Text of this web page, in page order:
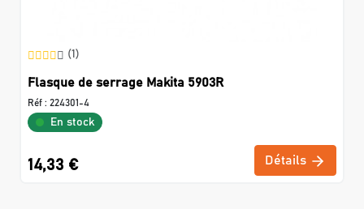
(1)
Flasque de serrage Makita 5903R
Réf : 224301-4
En stock
14,33 € Détails